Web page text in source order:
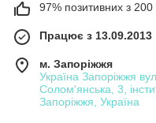
97% позитивних з 200
Працює з 13.09.2013
м. Запоріжжя
Україна Запоріжжя
Солом'янська, 3,
Запоріжжя, Україна